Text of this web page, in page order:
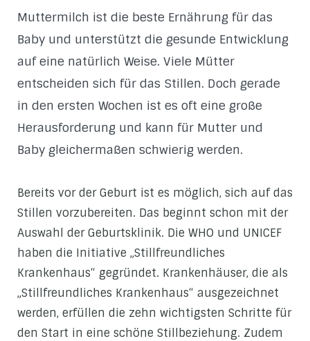
Muttermilch ist die beste Ernährung für das
Baby und unterstützt die gesunde Entwicklung
auf eine natürlich Weise. Viele Mütter
entscheiden sich für das Stillen. Doch gerade
in den ersten Wochen ist es oft eine große
Herausforderung und kann für Mutter und
Baby gleichermaßen schwierig werden.
Bereits vor der Geburt ist es möglich, sich auf das
Stillen vorzubereiten. Das beginnt schon mit der
Auswahl der Geburtsklinik. Die WHO und UNICEF
haben die Initiative „Stillfreundliches
Krankenhaus“ gegründet. Krankenhäuser, die als
„Stillfreundliches Krankenhaus“ ausgezeichnet
werden, erfüllen die zehn wichtigsten Schritte für
den Start in eine schöne Stillbeziehung. Zudem